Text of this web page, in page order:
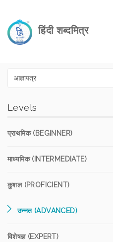
हिंदी शब्दमित्र
Levels
प्राथमिक (BEGINNER)
माध्यमिक (INTERMEDIATE)
कुशल (PROFICIENT)
उन्नत (ADVANCED)
विशेषज्ञ (EXPERT)